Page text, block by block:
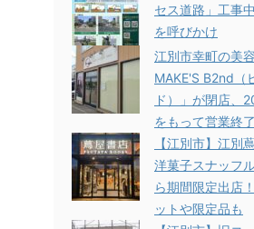
セス道路」工事
を呼びかけ
江別市幸町の美
MAKE'S B2nd（
ド）」が閉店、
をもって営業終了
【江別市】江別
洋菓子スナッフ
ら期間限定出店
ットや限定品も